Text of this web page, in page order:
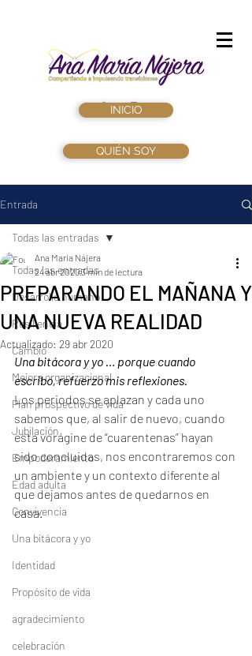
INICIO
QUIÉN SOY
Entrada
Todas las entradas
Desarrollo humano
Resiliencia
Cambio
Mejora organizacional
Plan prospectivo de vida
Jubilación
Empoderamiento
Edad adulta
Convivencia
Una bitácora y yo
Identidad
Propósito de vida
agradecimiento
celebración
Todas las entradas
PREPARANDO EL MAÑANA Y
UNA NUEVA REALIDAD
Ana María Nájera
24 abr 20203 min de lectura
Actualizado: 29 abr 2020
Una bitácora y yo … porque cuando
escribo, refuerzo mis reflexiones.
Los periodos se aplazan y cada uno
sabemos que, al salir de nuevo, cuando
esta vorágine de “cuarentenas” hayan
sido concluidas, nos encontraremos con
un ambiente y un contexto diferente al
que dejamos antes de quedarnos en
casa.